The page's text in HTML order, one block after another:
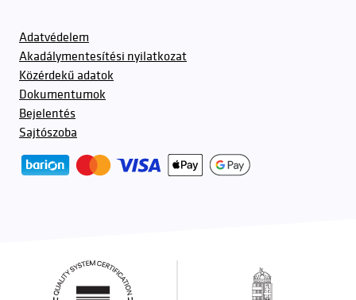
Adatvédelem
Akadálymentesítési nyilatkozat
Közérdekű adatok
Dokumentumok
Bejelentés
Sajtószoba